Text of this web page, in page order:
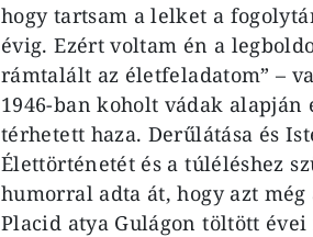
hogy tartsam a lelket a
évig. Ezért voltam én a
rámtalált az életfeladatom” –
1946-ban koholt vádak
térhetett haza. Derűlátása és
Élettörténetét és a túléléshez
humorral adta át, hogy azt
Placid atya Gulágon töltött